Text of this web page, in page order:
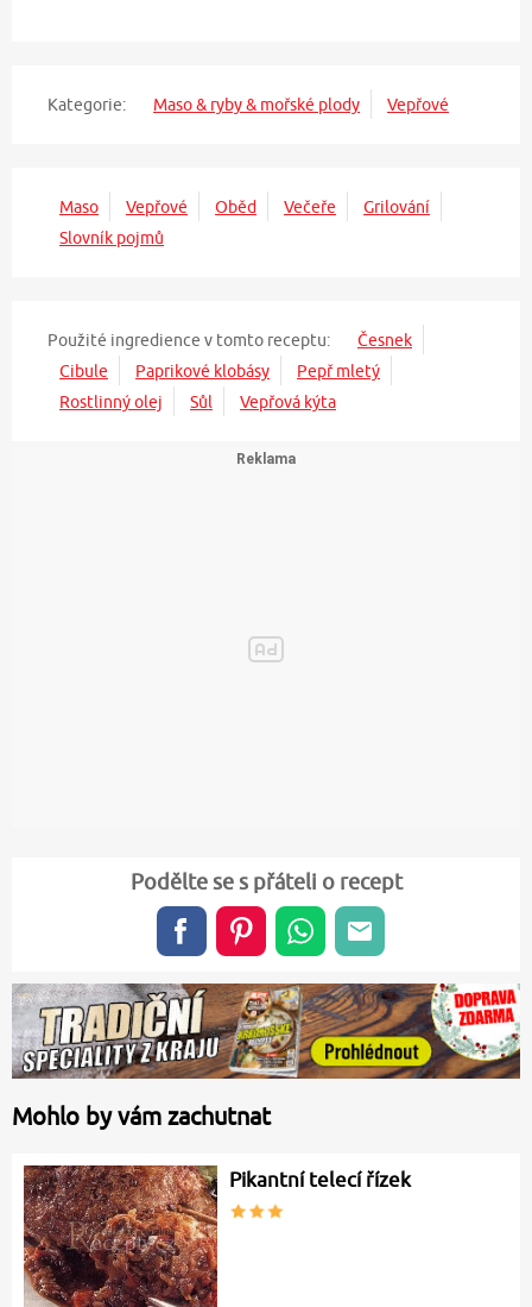
Kategorie: Maso & ryby & mořské plody Vepřové
Maso Vepřové Oběd Večeře
Grilování
Slovník pojmů
Použité ingredience v tomto receptu:
Česnek
Cibule
Paprikové klobásy
Pepř mletý
Rostlinný olej
Sůl Vepřová kýta
Podělte se s přáteli o recept
Mohlo by vám zachutnat
Pikantní telecí řízek